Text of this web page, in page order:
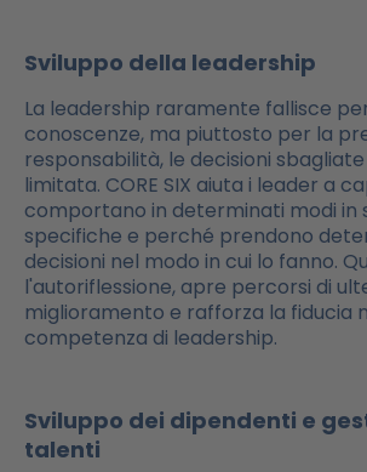
Sviluppo della leadership
La leadership raramente fallisce
conoscenze, ma piuttosto per la
responsabilità, le decisioni
limitata. CORE SIX aiuta i leader a
comportano in determinati modi in
specifiche e perché prendono
decisioni nel modo in cui lo fanno.
l'autoriflessione, apre percorsi di
miglioramento e rafforza la fiducia
competenza di leadership.
Sviluppo dei dipendenti e
talenti